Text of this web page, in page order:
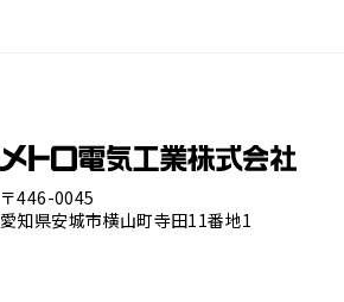
〒446-0045
愛知県安城市横山町寺田11番地1